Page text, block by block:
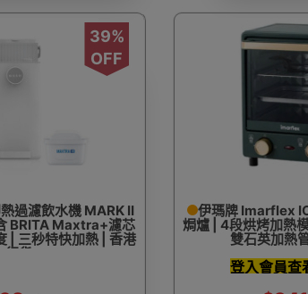
39%
OFF
過濾飲水機 MARK II
BRITA Maxtra+濾芯
| 三秒特快加熱 | 香港
行貨
伊瑪牌 Imarflex
焗爐 | 4段烘烤加熱
雙石英加熱
登入會員查